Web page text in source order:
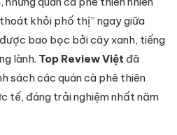
khỏi phố thị” ngay giữa
bao bọc bởi cây xanh, tiếng
lành. Top Review Việt đã
sách các quán cà phê thiên
tế, đáng trải nghiệm nhất năm